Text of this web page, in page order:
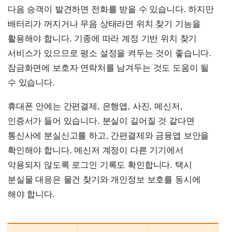
다음 승객이 발견하면 전화를 받을 수 있습니다. 하지만
배터리가 꺼지거나 무음 상태라면 위치 찾기 기능을
활용해야 합니다. 기종에 따라 계정 기반 위치 찾기
서비스가 있으므로 평소 설정을 켜두는 것이 좋습니다.
잠금화면에 보호자 연락처를 남겨두는 것도 도움이 될
수 있습니다.
휴대폰 안에는 간편결제, 은행앱, 사진, 메신저,
인증서가 들어 있습니다. 분실이 길어질 것 같다면
통신사에 분실신고를 하고, 간편결제와 금융앱 보안을
확인해야 합니다. 메신저 계정이 다른 기기에서
악용되지 않도록 로그인 기록도 확인합니다. 택시
분실물 대응은 물건 찾기와 개인정보 보호를 동시에
해야 합니다.